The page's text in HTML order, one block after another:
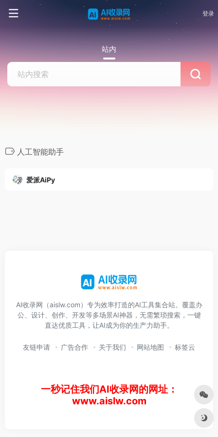
登录
站内
人工智能助手
爱派AiPy
AI收录网（aislw.com）专为效率打造的AI工具集合站。覆盖办
公、设计、创作、开发等多场景AI神器，无需繁琐搜索，一键
直达优质工具，让AI成为你的生产力助手。
友链申请 广告合作 关于我们 网站地图 标签云
一秒记住我们AI收录网的网址：
www.aislw.com